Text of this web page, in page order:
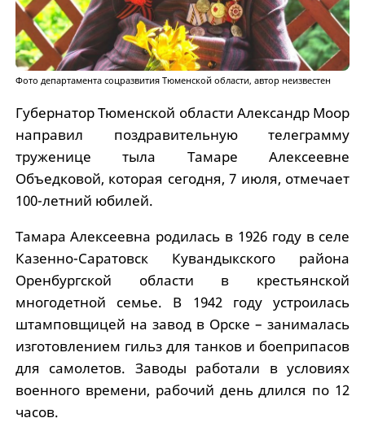
Фото департамента соцразвития Тюменской области, автор неизвестен
Губернатор Тюменской области Александр Моор
направил поздравительную телеграмму
труженице тыла Тамаре Алексеевне
Объедковой, которая сегодня, 7 июля, отмечает
100-летний юбилей.
Тамара Алексеевна родилась в 1926 году в селе
Казенно-Саратовск Кувандыкского района
Оренбургской области в крестьянской
многодетной семье. В 1942 году устроилась
штамповщицей на завод в Орске – занималась
изготовлением гильз для танков и боеприпасов
для самолетов. Заводы работали в условиях
военного времени, рабочий день длился по 12
часов.